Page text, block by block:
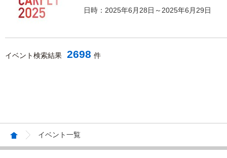
日時：2025年6月28日～2025年6月29日
イベント検索結果 2698 件
イベント一覧